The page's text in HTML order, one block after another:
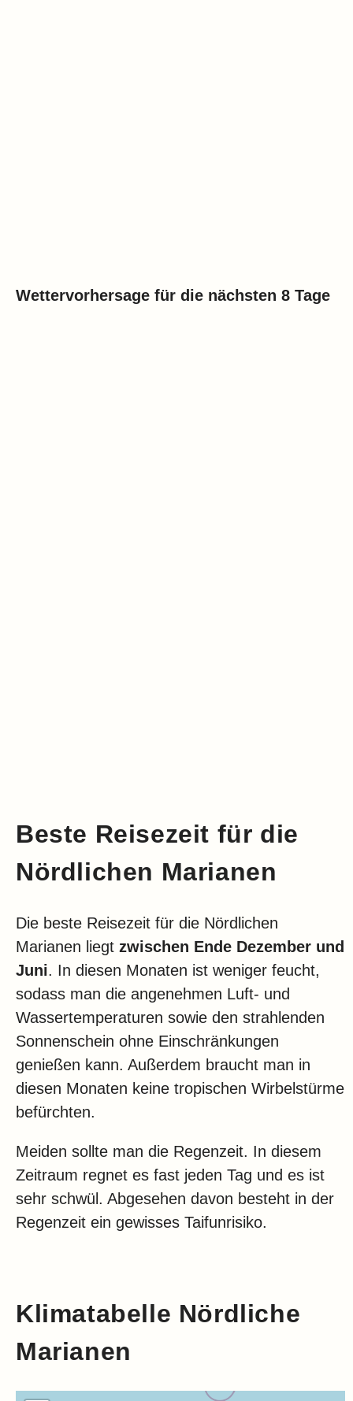
Wettervorhersage für die nächsten 8 Tage
Beste Reisezeit für die
Nördlichen Marianen
Die beste Reisezeit für die Nördlichen
Marianen liegt zwischen Ende Dezember und
Juni. In diesen Monaten ist weniger feucht,
sodass man die angenehmen Luft- und
Wassertemperaturen sowie den strahlenden
Sonnenschein ohne Einschränkungen
genießen kann. Außerdem braucht man in
diesen Monaten keine tropischen Wirbelstürme
befürchten.
Meiden sollte man die Regenzeit. In diesem
Zeitraum regnet es fast jeden Tag und es ist
sehr schwül. Abgesehen davon besteht in der
Regenzeit ein gewisses Taifunrisiko.
Klimatabelle Nördliche
Marianen